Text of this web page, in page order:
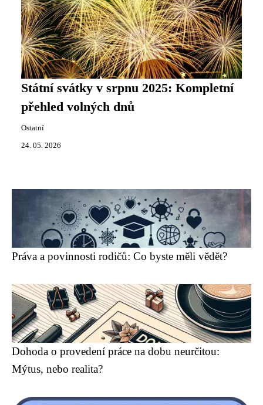
Státní svátky v srpnu 2025: Kompletní
přehled volných dnů
Ostatní
24. 05. 2026
Práva a povinnosti rodičů: Co byste měli vědět?
Dohoda o provedení práce na dobu neurčitou:
Mýtus, nebo realita?